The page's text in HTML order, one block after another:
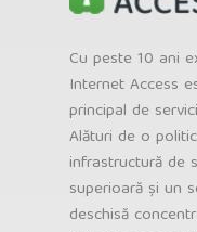
Cu peste 10 ani
Internet Access
principal de
Alături de o
infrastructură de
superioară și un
deschisă